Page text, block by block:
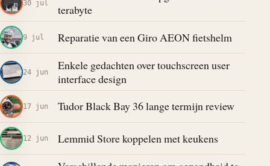
30 jul
terabyte
9 jul Reparatie van een Giro AEON fietshelm
24 jun
Enkele gedachten over touchscreen user
interface design
17 jun Tudor Black Bay 36 lange termijn review
12 jun Lemmid Store koppelen met keukens